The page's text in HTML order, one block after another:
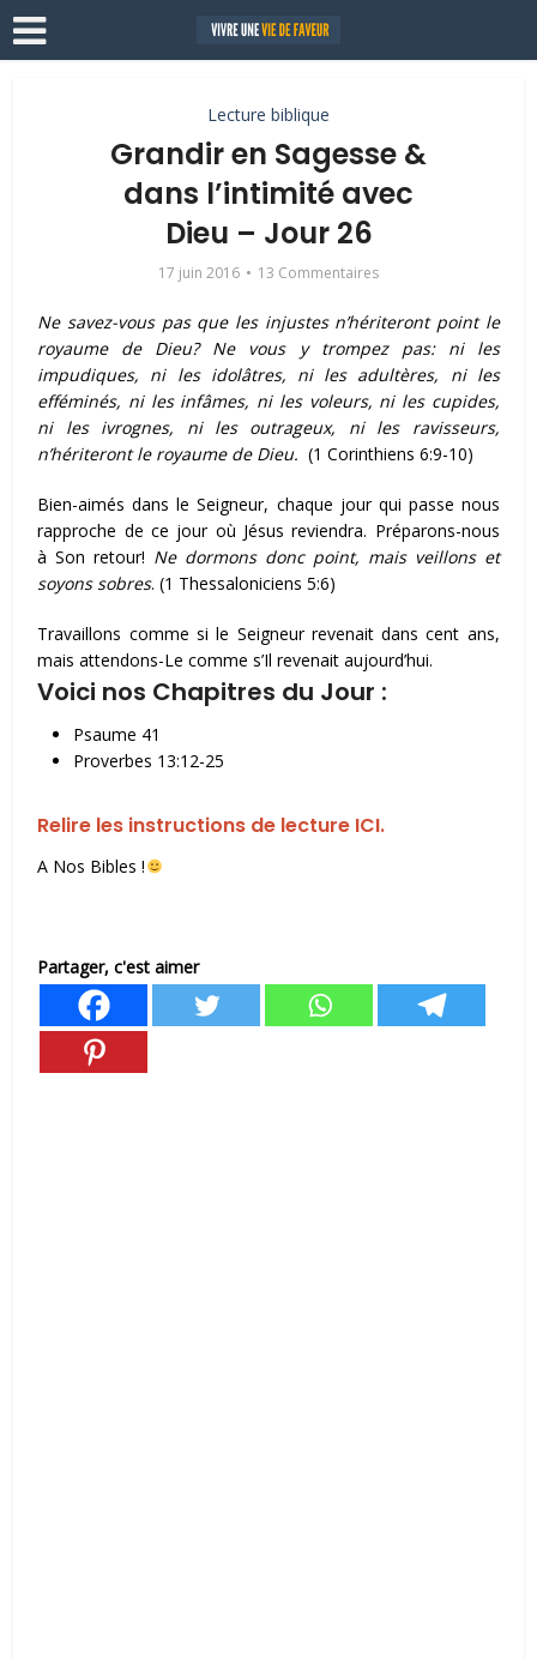
Lecture biblique
Grandir en Sagesse &
dans l’intimité avec
Dieu – Jour 26
17 juin 2016 13 Commentaires
Ne savez-vous pas que les injustes n’hériteront point le
royaume de Dieu? Ne vous y trompez pas: ni les
impudiques, ni les idolâtres, ni les adultères, ni les
efféminés, ni les infâmes, ni les voleurs, ni les cupides,
ni les ivrognes, ni les outrageux, ni les ravisseurs,
n’hériteront le royaume de Dieu.(1 Corinthiens 6:9-10)
Bien-aimés dans le Seigneur, chaque jour qui passe nous
rapproche de ce jour où Jésus reviendra. Préparons-nous
à Son retour! Ne dormons donc point, mais veillons et
soyons sobres. (1 Thessaloniciens 5:6)
Travaillons comme si le Seigneur revenait dans cent ans,
mais attendons-Le comme s’Il revenait aujourd’hui.
Voici nos Chapitres du Jour :
Psaume 41
Proverbes 13:12-25
Relire les instructions de lecture ICI.
A Nos Bibles !
Partager, c'est aimer